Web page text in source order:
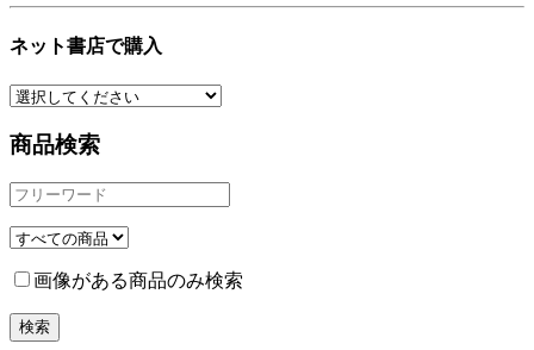
ネット書店で購入
商品検索
画像がある商品のみ検索